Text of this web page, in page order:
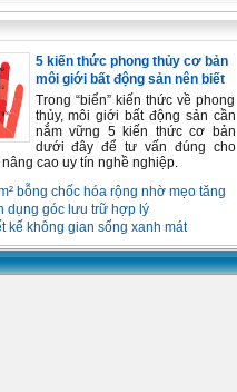
5 kiến thức phong thủy cơ bản
môi giới bất động sản nên biết
Trong “biển” kiến thức về phong
thủy, môi giới bất động sản cần
nắm vững 5 kiến thức cơ bản
dưới đây để tư vấn đúng cho
nâng cao uy tín nghề nghiệp.
bỗng chốc hóa rộng nhờ mẹo tăng
dụng góc lưu trữ hợp lý
kế không gian sống xanh mát